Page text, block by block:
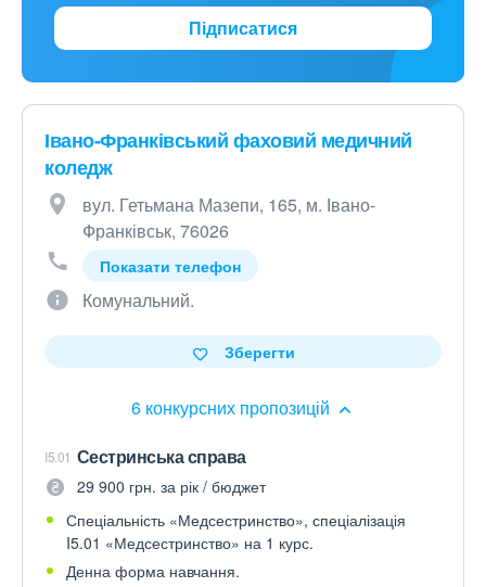
Підписатися
Івано-Франківський фаховий медичний
коледж
вул. Гетьмана Мазепи, 165, м. Івано-
Франківськ, 76026
Показати телефон
Комунальний.
6 конкурсних пропозицій
Зберегти
I5.01 Сестринська справа
29 900 грн. за рік / бюджет
Спеціальність «Медсестринство», спеціалізація
I5.01 «Медсестринство» на 1 курс.
Денна форма навчання.